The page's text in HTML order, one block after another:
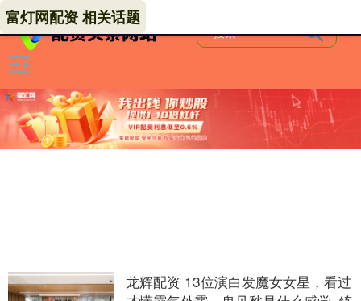
富灯网配资 相关话题
龙辉配资 13位演白发魔女女星，看过